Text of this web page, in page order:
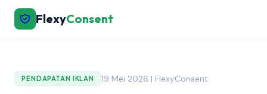
FlexyConsent
PENDAPATAN IKLAN 19 Mei 2026 | FlexyConsent